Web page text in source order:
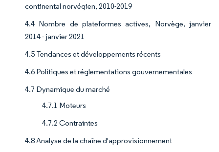
continental norvégien, 2010-2019
4.4 Nombre de plateformes actives, Norvège, janvier
2014 - janvier 2021
4.5 Tendances et développements récents
4.6 Politiques et réglementations gouvernementales
4.7 Dynamique du marché
4.7.1 Moteurs
4.7.2 Contraintes
4.8 Analyse de la chaîne d'approvisionnement